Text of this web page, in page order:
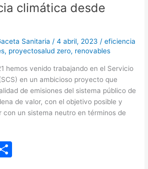
climática desde
Sanitaria/4 abril, 2023/eficiencia
, proyectosalud zero, renovables
hemos venido trabajando en el Servicio
en un ambicioso proyecto que
de emisiones del sistema público de
de valor, con el objetivo posible y
con un sistema neutro en términos de